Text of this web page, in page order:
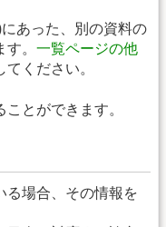
あった、別の資料の
。 一覧ページの他
てください。
とができます。
る場合、その情報を